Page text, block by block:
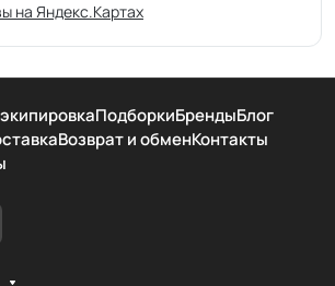
на Яндекс.Картах
ПодборкиБрендыБлог
Возврат и обменКонтакты